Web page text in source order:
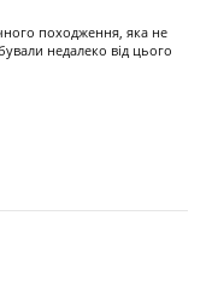
походження, яка не
недалеко від цього